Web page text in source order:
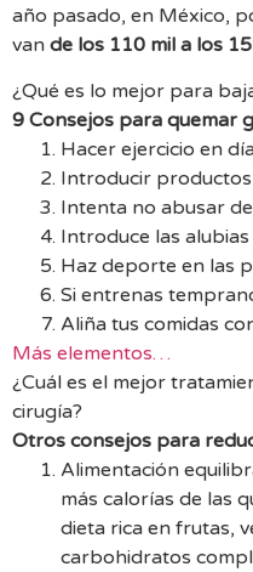
año pasado, en México,
van de los 110 mil a los
¿Qué es lo mejor para
9 Consejos para quemar
Hacer ejercicio en
Introducir
Intenta no abusar
Introduce las
Haz deporte en las
Si entrenas
Aliña tus comidas
Más elementos…
¿Cuál es el mejor
cirugía?
Otros consejos para
Alimentación
más calorías de las
dieta rica en frutas,
carbohidratos